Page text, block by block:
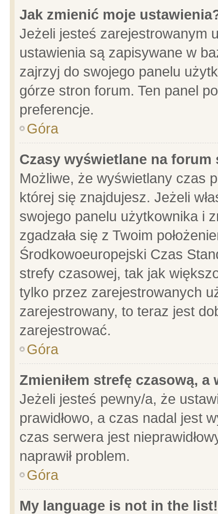
Jak zmienić moje
Jeżeli jesteś zarejestrowanym
ustawienia są zapisywane w
zajrzyj do swojego panelu
górze stron forum. Ten panel
preferencje.
Góra
Czasy wyświetlane na forum
Możliwe, że wyświetlany czas
której się znajdujesz. Jeżeli
swojego panelu użytkownika i
zgadzała się z Twoim
Środkowoeuropejski Czas
strefy czasowej, tak jak
tylko przez zarejestrowanych
zarejestrowany, to teraz jest
zarejestrować.
Góra
Zmieniłem strefę czasową,
Jeżeli jesteś pewny/a, że
prawidłowo, a czas nadal jest
czas serwera jest
naprawił problem.
Góra
My language is not in the list!